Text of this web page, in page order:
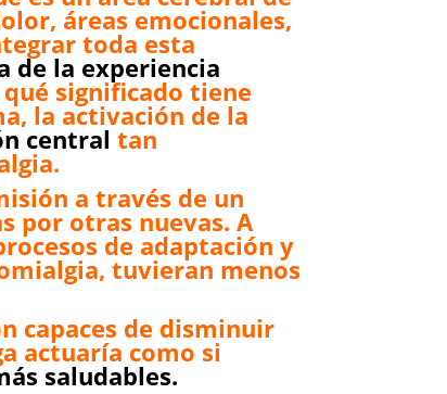
áreas emocionales,
toda esta
de la experiencia
significado tiene
la activación de la
central tan
a través de un
por otras nuevas. A
de adaptación y
tuvieran menos
capaces de disminuir
actuaría como si
saludables.